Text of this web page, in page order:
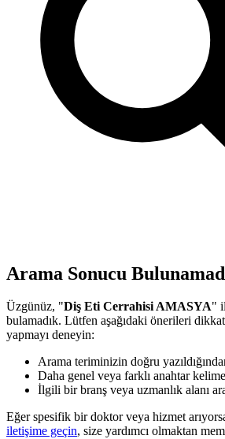
Arama Sonucu
Üzgünüz, "Diş Eti Cerrahisi AMASYA"
bulamadık. Lütfen aşağıdaki önerileri
yapmayı deneyin:
Arama teriminizin doğru
Daha genel veya farklı anahtar
İlgili bir branş veya uzmanlık alanı
Eğer spesifik bir doktor veya hizmet
iletişime geçin, size yardımcı olmaktan